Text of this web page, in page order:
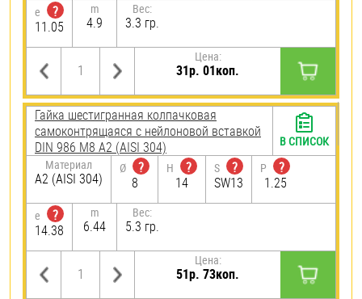
e
?
11.05
m
4.9
Вес:
3.3 гр.
Цена:
31р. 01коп.
Гайка шестигранная колпачковая
самоконтрящаяся с нейлоновой вставкой
DIN 986 М8 А2 (AISI 304)
Материал
А2 (AISI 304)
Ø
?
8
H
?
14
S
?
SW13
P
?
1.25
e
?
14.38
m
6.44
Вес:
5.3 гр.
Цена:
51р. 73коп.
В СПИСОК